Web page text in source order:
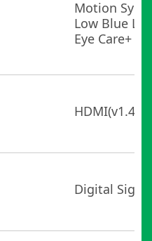
Motion Sync
Low Blue
Eye Care+
HDMI(v1.4)
Digital